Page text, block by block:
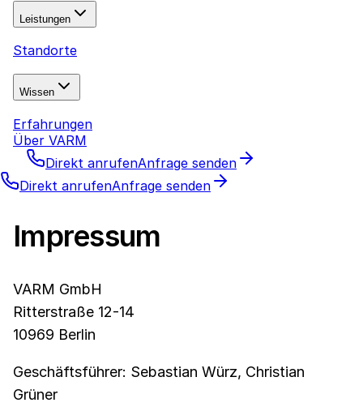
Leistungen
Standorte
Wissen
Erfahrungen
Über VARM
Direkt anrufenAnfrage senden
Direkt anrufenAnfrage senden
Impressum
VARM GmbH
Ritterstraße 12-14
10969 Berlin
Geschäftsführer: Sebastian Würz, Christian
Grüner